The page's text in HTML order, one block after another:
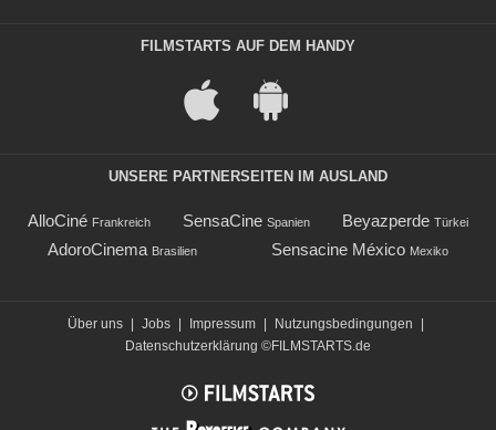
FILMSTARTS AUF DEM HANDY
UNSERE PARTNERSEITEN IM AUSLAND
AlloCiné Frankreich SensaCine Spanien Beyazperde Türkei
AdoroCinema Brasilien Sensacine México Mexiko
Über uns Jobs Impressum Nutzungsbedingungen
Datenschutzerklärung ©FILMSTARTS.de